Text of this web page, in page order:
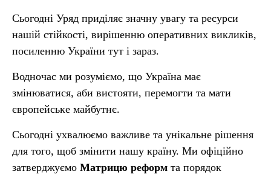
Сьогодні Уряд приділяє значну увагу та ресурси
нашій стійкості, вирішенню оперативних викликів,
посиленню України тут і зараз.
Водночас ми розуміємо, що Україна має
змінюватися, аби вистояти, перемогти та мати
європейське майбутнє.
Сьогодні ухвалюємо важливе та унікальне рішення
для того, щоб змінити нашу країну. Ми офіційно
затверджуємо Матрицю реформ та порядок